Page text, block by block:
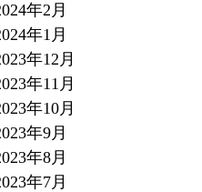
年2月
年1月
年12月
年11月
年10月
年9月
年8月
年7月